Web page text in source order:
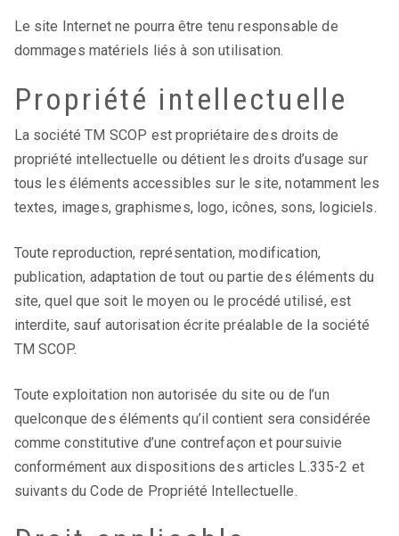
Le site Internet ne pourra être tenu responsable de
dommages matériels liés à son utilisation.
Propriété intellectuelle
La société TM SCOP est propriétaire des droits de
propriété intellectuelle ou détient les droits d’usage sur
tous les éléments accessibles sur le site, notamment les
textes, images, graphismes, logo, icônes, sons, logiciels.
Toute reproduction, représentation, modification,
publication, adaptation de tout ou partie des éléments du
site, quel que soit le moyen ou le procédé utilisé, est
interdite, sauf autorisation écrite préalable de la société
TM SCOP.
Toute exploitation non autorisée du site ou de l’un
quelconque des éléments qu’il contient sera considérée
comme constitutive d’une contrefaçon et poursuivie
conformément aux dispositions des articles L.335-2 et
suivants du Code de Propriété Intellectuelle.